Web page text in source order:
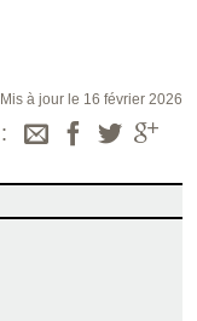
Mis à jour le 16 février 2026